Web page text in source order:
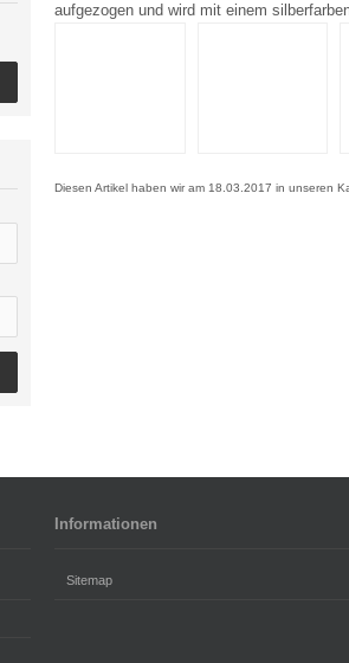
aufgezogen und wird mit einem
Diesen Artikel haben wir am 18.03.2017 in unseren
Informationen
Sitemap